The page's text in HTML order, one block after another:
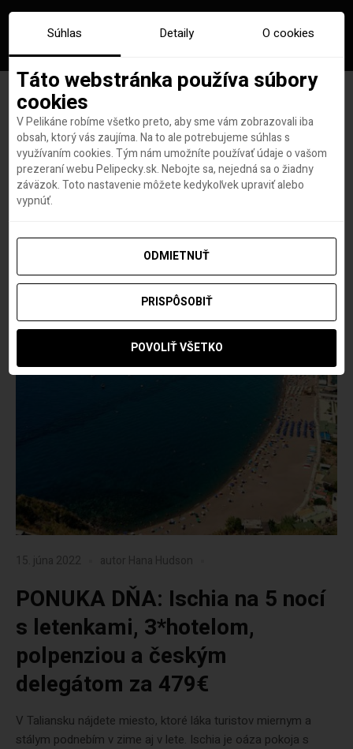
Značka:ischia
15. júna 2022 autor Hana Hudson
PONUKA DŇA: Ischia na 5 nocí
s letenkami, 3*hotelom,
polpenziou a českým
delegátom za 479€
V Taliansku nájdete miesto, ktoré láka turistov miernym a
stálym podnebím v zime aj v lete. Ischia je oáza pokoja s
Súhlas Detaily O cookies
Táto webstránka používa súbory
cookies
V Pelikáne robíme všetko preto, aby sme vám zobrazovali iba
obsah, ktorý vás zaujíma. Na to ale potrebujeme súhlas s
využívaním cookies. Tým nám umožníte používať údaje o vašom
prezeraní webu Pelipecky.sk. Nebojte sa, nejedná sa o žiadny
záväzok. Toto nastavenie môžete kedykoľvek upraviť alebo
vypnúť.
ODMIETNUŤ
PRISPÔSOBIŤ
POVOLIŤ VŠETKO